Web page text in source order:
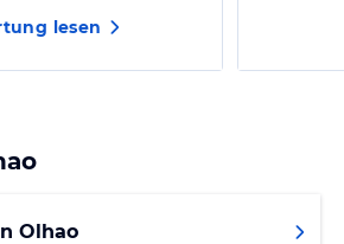
lesen
Olhao